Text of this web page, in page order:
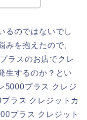
るのではないでし
みを抱えたので、
ラスのお店でクレ
生するのか？とい
5000プラス クレジ
ラス クレジットカ
プラス クレジット